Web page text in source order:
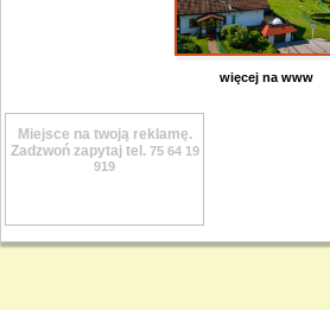
więcej na www
Miejsce na twoją reklamę.
Zadzwoń zapytaj tel. 75 64 19
919